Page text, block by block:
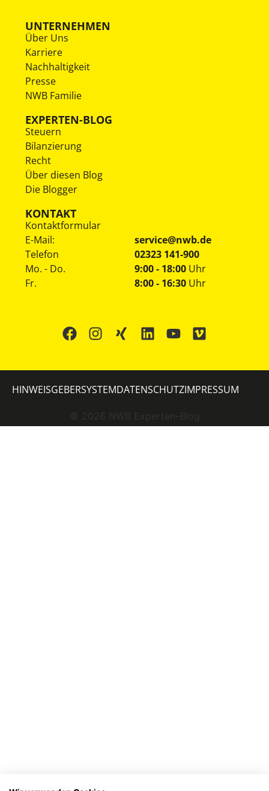
UNTERNEHMEN
Über Uns
Karriere
Nachhaltigkeit
Presse
NWB Familie
EXPERTEN-BLOG
Steuern
Bilanzierung
Recht
Über diesen Blog
Die Blogger
KONTAKT
Kontaktformular
E-Mail:
service@nwb.de
Telefon
02323 141-900
Mo. - Do.
Fr.
9:00 - 18:00 Uhr
8:00 - 16:30 Uhr
© 2026 NWB Experten-Blog
HINWEISGEBERSYSTEMDATENSCHUTZIMPRESSUM